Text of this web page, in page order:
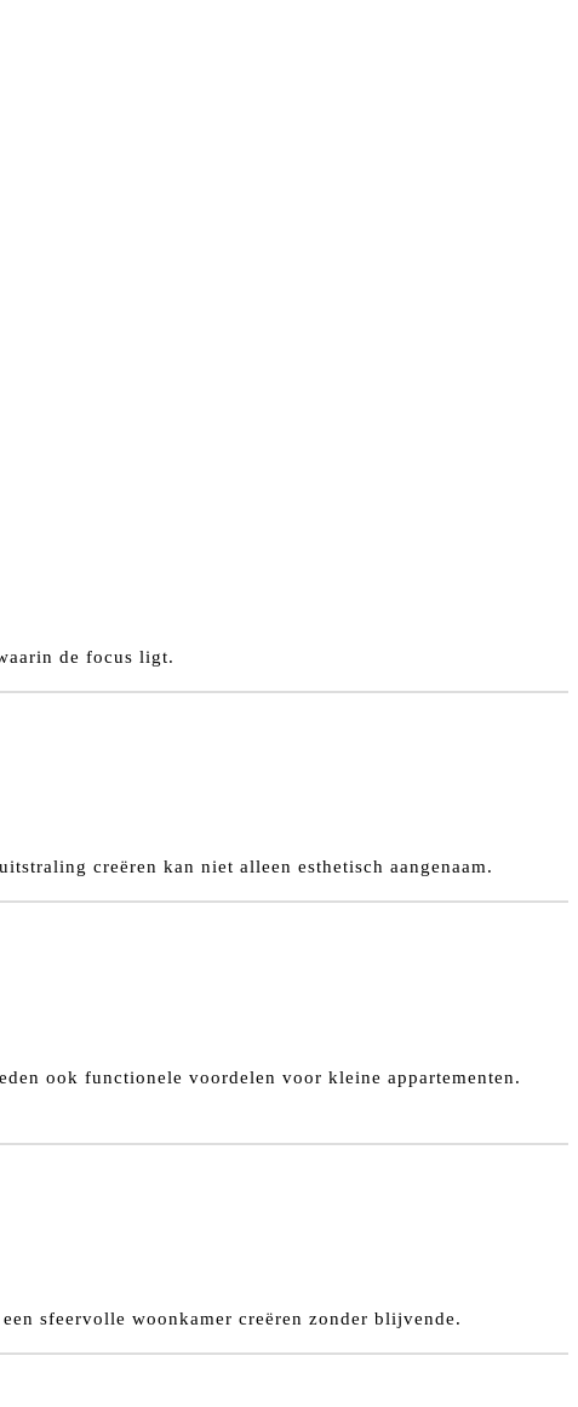
de focus ligt.
creëren kan niet alleen esthetisch aangenaam.
ook functionele voordelen voor kleine appartementen.
sfeervolle woonkamer creëren zonder blijvende.